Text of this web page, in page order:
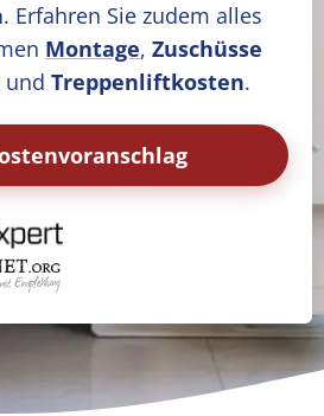
. Erfahren Sie zudem alles
Montage, Zuschüsse
und Treppenliftkosten.